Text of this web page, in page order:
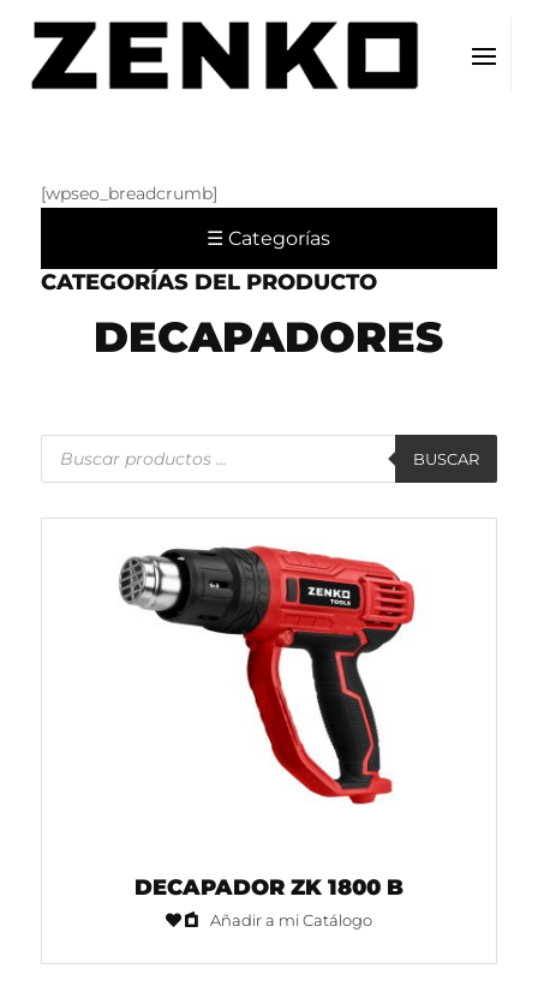
[wpseo_breadcrumb]
☰ Categorías
CATEGORÍAS DEL PRODUCTO
DECAPADORES
Búsqueda
productos
BUSCAR
DECAPADOR ZK 1800 B
Añadir a mi Catálogo